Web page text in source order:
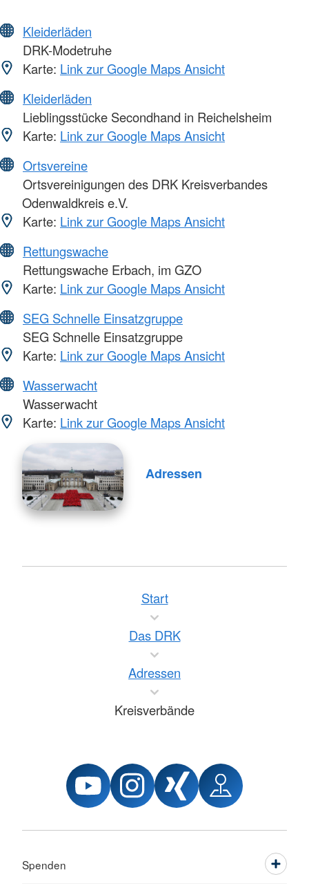
Kleiderläden
DRK-Modetruhe
Karte: Link zur Google Maps Ansicht
Kleiderläden
Lieblingsstücke Secondhand in Reichelsheim
Karte: Link zur Google Maps Ansicht
Ortsvereine
Ortsvereinigungen des DRK Kreisverbandes
Odenwaldkreis e.V.
Karte: Link zur Google Maps Ansicht
Rettungswache
Rettungswache Erbach, im GZO
Karte: Link zur Google Maps Ansicht
SEG Schnelle Einsatzgruppe
SEG Schnelle Einsatzgruppe
Karte: Link zur Google Maps Ansicht
Wasserwacht
Wasserwacht
Karte: Link zur Google Maps Ansicht
Adressen
Start
Das DRK
Adressen
Kreisverbände
Spenden